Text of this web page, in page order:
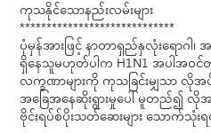
ကုသနိုင်သောနည်းလမ်းများ
*****************************
ပုံမှန်အားဖြင့် နာတာရှည်နှလုံးရောဂါ၊
ရှိနေသူမဟုတ်ပါက H1N1 အပါအဝင်
လက္ခဏာများကို ကုသခြင်းမျှသာ လို
အခြေအနေဆိုးရွားမှုပေါ် မူတည်၍ လို
ဗိုင်းရပ်စ်ပိုးသတ်ဆေးများ သောက်